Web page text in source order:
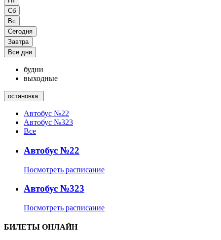
Сб
Вс
Сегодня
Завтра
Все дни
будни
выходные
остановка:
Автобус №22
Автобус №323
Все
Автобус №22
Посмотреть расписание
Автобус №323
Посмотреть расписание
БИЛЕТЫ ОНЛАЙН